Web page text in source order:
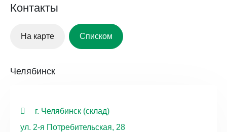
Контакты
На карте Списком
Челябинск
г. Челябинск (склад)
ул. 2-я Потребительская, 28